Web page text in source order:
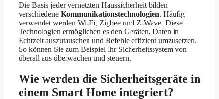
Die Basis jeder vernetzten Haussicherheit bilden
verschiedene Kommunikationstechnologien. Häufig
verwendet werden Wi-Fi, Zigbee und Z-Wave. Diese
Technologien ermöglichen es den Geräten, Daten in
Echtzeit auszutauschen und Befehle effizient umzusetzen.
So können Sie zum Beispiel Ihr Sicherheitssystem von
überall aus überwachen und steuern.
Wie werden die Sicherheitsgeräte in
einem Smart Home integriert?